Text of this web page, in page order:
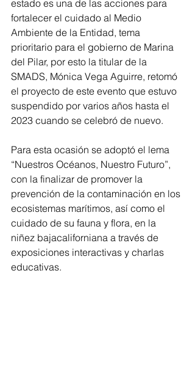
estado es una de las acciones para
fortalecer el cuidado al Medio
Ambiente de la Entidad, tema
prioritario para el gobierno de Marina
del Pilar, por esto la titular de la
SMADS, Mónica Vega Aguirre, retomó
el proyecto de este evento que estuvo
suspendido por varios años hasta el
2023 cuando se celebró de nuevo.
Para esta ocasión se adoptó el lema
“Nuestros Océanos, Nuestro Futuro”,
con la finalizar de promover la
prevención de la contaminación en los
ecosistemas marítimos, así como el
cuidado de su fauna y flora, en la
niñez bajacaliforniana a través de
exposiciones interactivas y charlas
educativas.